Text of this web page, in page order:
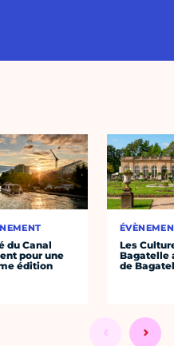
du Canal
pour une
édition
Les
Bagatelle
de